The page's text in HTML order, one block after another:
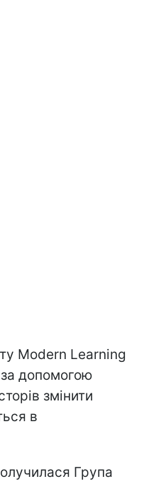
Modern Learning
допомогою
змінити
в
Група